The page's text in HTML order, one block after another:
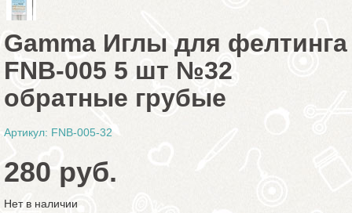
Gamma Иглы для фелтинга
FNB-005 5 шт №32
обратные грубые
Артикул: FNB-005-32
280 руб.
Нет в наличии